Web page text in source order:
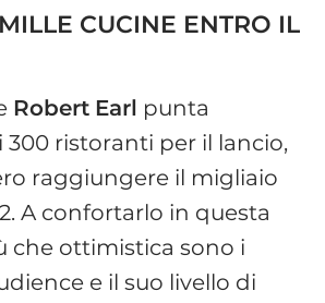
CUCINE ENTRO IL
Robert Earl punta
300 ristoranti per il lancio,
raggiungere il migliaio
A confortarlo in questa
che ottimistica sono i
e il suo livello di